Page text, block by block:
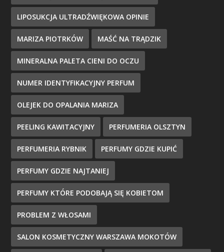
LIPOSUKCJA ULTRADŹWIĘKOWA OPINIE
MARIZA PIOTRKÓW MAŚĆ NA TRĄDZIK
MINERALNA PALETA CIENI DO OCZU
NUMER IDENTYFIKACYJNY PERFUM
OLEJEK DO OPALANIA MARIZA
PEELING KAWITACYJNY PERFUMERIA OLSZTYN
PERFUMERIA RYBNIK PERFUMY GDZIE KUPIĆ
PERFUMY GDZIE NAJTANIEJ
PERFUMY KTÓRE PODOBAJĄ SIĘ KOBIETOM
PROBLEM Z WŁOSAMI
SALON KOSMETYCZNY WARSZAWA MOKOTÓW